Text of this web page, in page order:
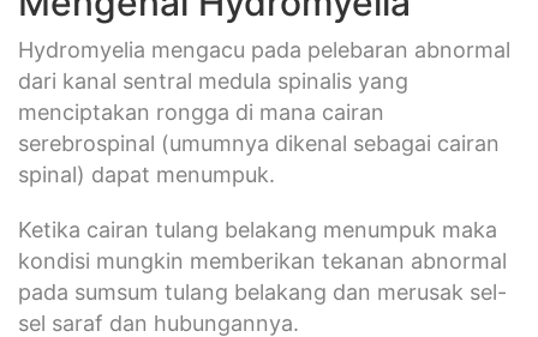
Hydromyelia mengacu pada pelebaran abnormal
dari kanal sentral medula spinalis yang
menciptakan rongga di mana cairan
serebrospinal (umumnya dikenal sebagai cairan
spinal) dapat menumpuk.
Ketika cairan tulang belakang menumpuk maka
kondisi mungkin memberikan tekanan abnormal
pada sumsum tulang belakang dan merusak sel-
sel saraf dan hubungannya.